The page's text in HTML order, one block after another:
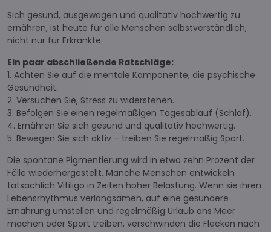
Sich gesund, ausgewogen und qualitativ hochwertig zu
ernähren, ist heute für alle Menschen selbstverständlich,
nicht nur für Erkrankte.
Ein paar abschließende Ratschläge:
1. Achten Sie auf die mentale Komponente, die psychische
Gesundheit.
2. Versuchen Sie, Stress zu widerstehen.
3. Befolgen Sie einen regelmäßigen Tagesablauf (Schlaf).
4. Ernähren Sie sich gesund und qualitativ hochwertig.
5. Bewegen Sie sich aktiv – treiben Sie regelmäßig Sport.
Die spontane Pigmentierung wird in etwa zehn Prozent der
Fälle wiederhergestellt. Manche Menschen entwickeln
tatsächlich Vitiligo in Zeiten hoher Belastung. Wenn sie ihren
Lebensrhythmus verlangsamen, auf eine gesündere
Ernährung umstellen und regelmäßig Urlaub ans Meer
machen oder Sport treiben, verschwinden die Flecken nach